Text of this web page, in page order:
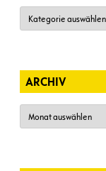
Kategorien
ARCHIV
Archiv